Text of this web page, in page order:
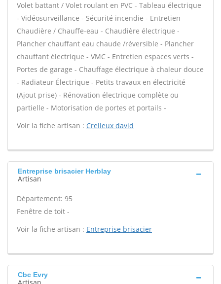
Volet battant / Volet roulant en PVC - Tableau électrique
- Vidéosurveillance - Sécurité incendie - Entretien
Chaudière / Chauffe-eau - Chaudière électrique -
Plancher chauffant eau chaude /réversible - Plancher
chauffant électrique - VMC - Entretien espaces verts -
Portes de garage - Chauffage électrique à chaleur douce
- Radiateur Électrique - Petits travaux en électricité
(Ajout prise) - Rénovation électrique complète ou
partielle - Motorisation de portes et portails -
Voir la fiche artisan : Crelleux david
Entreprise brisacier Herblay
Artisan
Département: 95
Fenêtre de toit -
Voir la fiche artisan : Entreprise brisacier
Cbc Evry